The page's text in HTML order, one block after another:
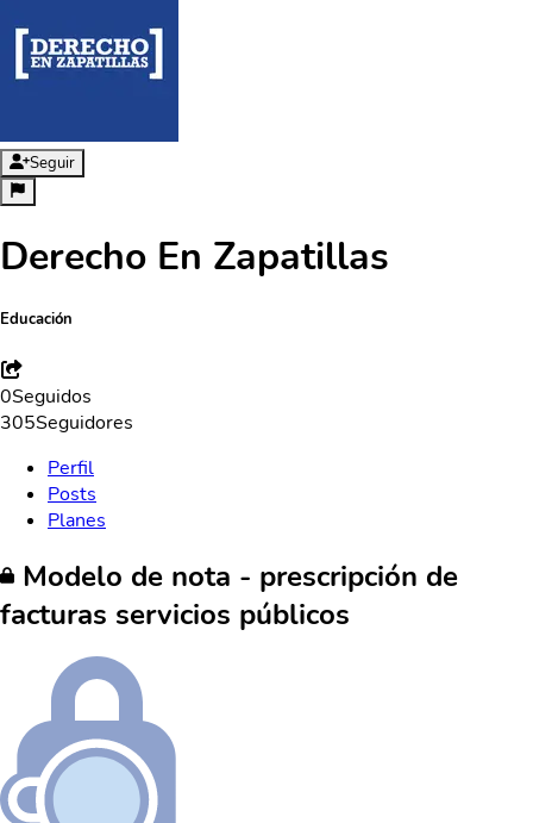
Seguir
Derecho En Zapatillas
Educación
0Seguidos
305Seguidores
Perfil
Posts
Planes
Modelo de nota - prescripción de
facturas servicios públicos